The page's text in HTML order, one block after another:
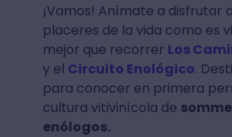
¡Vamos! Anímate a disfrutar
placeres de la vida como es
mejor que recorrer Los
y el Circuito Enológico.
para conocer en primera
cultura vitivinícola de
enólogos.